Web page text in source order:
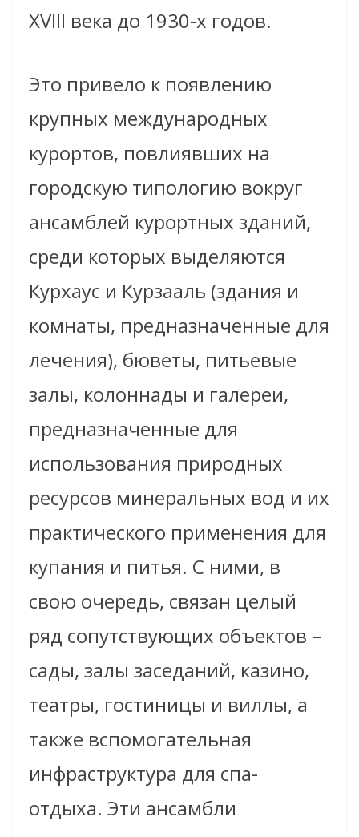
XVIII века до 1930-х годов.
Это привело к появлению
крупных международных
курортов, повлиявших на
городскую типологию вокруг
ансамблей курортных зданий,
среди которых выделяются
Курхаус и Курзааль (здания и
комнаты, предназначенные для
лечения), бюветы, питьевые
залы, колоннады и галереи,
предназначенные для
использования природных
ресурсов минеральных вод и их
практического применения для
купания и питья. С ними, в
свою очередь, связан целый
ряд сопутствующих объектов –
сады, залы заседаний, казино,
театры, гостиницы и виллы, а
также вспомогательная
инфраструктура для спа-
отдыха. Эти ансамбли